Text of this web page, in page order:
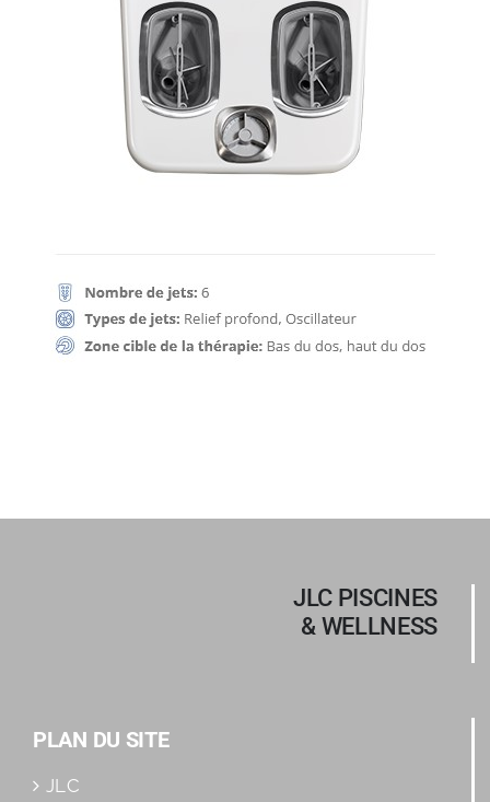
JLC PISCINES
& WELLNESS
PLAN DU SITE
JLC